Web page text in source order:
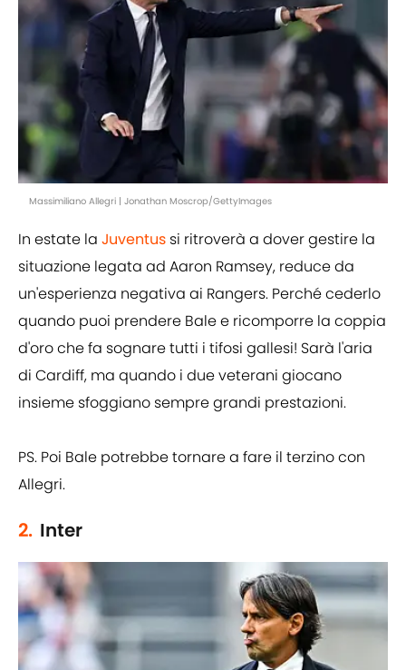
Massimiliano Allegri | Jonathan Moscrop/GettyImages
In estate la Juventus si ritroverà a dover gestire la
situazione legata ad Aaron Ramsey, reduce da
un'esperienza negativa ai Rangers. Perché cederlo
quando puoi prendere Bale e ricomporre la coppia
d'oro che fa sognare tutti i tifosi gallesi! Sarà l'aria
di Cardiff, ma quando i due veterani giocano
insieme sfoggiano sempre grandi prestazioni.
PS. Poi Bale potrebbe tornare a fare il terzino con
Allegri.
2. Inter